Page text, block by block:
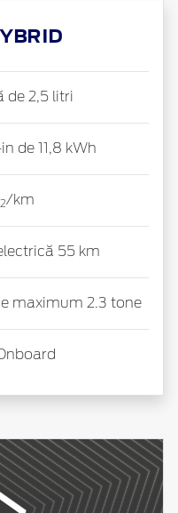
de 2,5 litri
de 11,8 kWh
2/km
55 km
maximum 2.3 tone